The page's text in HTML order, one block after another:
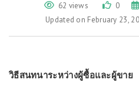
62 views 0
Updated on February 23,
วิธีสนทนาระหว่างผู้ซื้อและผู้ขาย